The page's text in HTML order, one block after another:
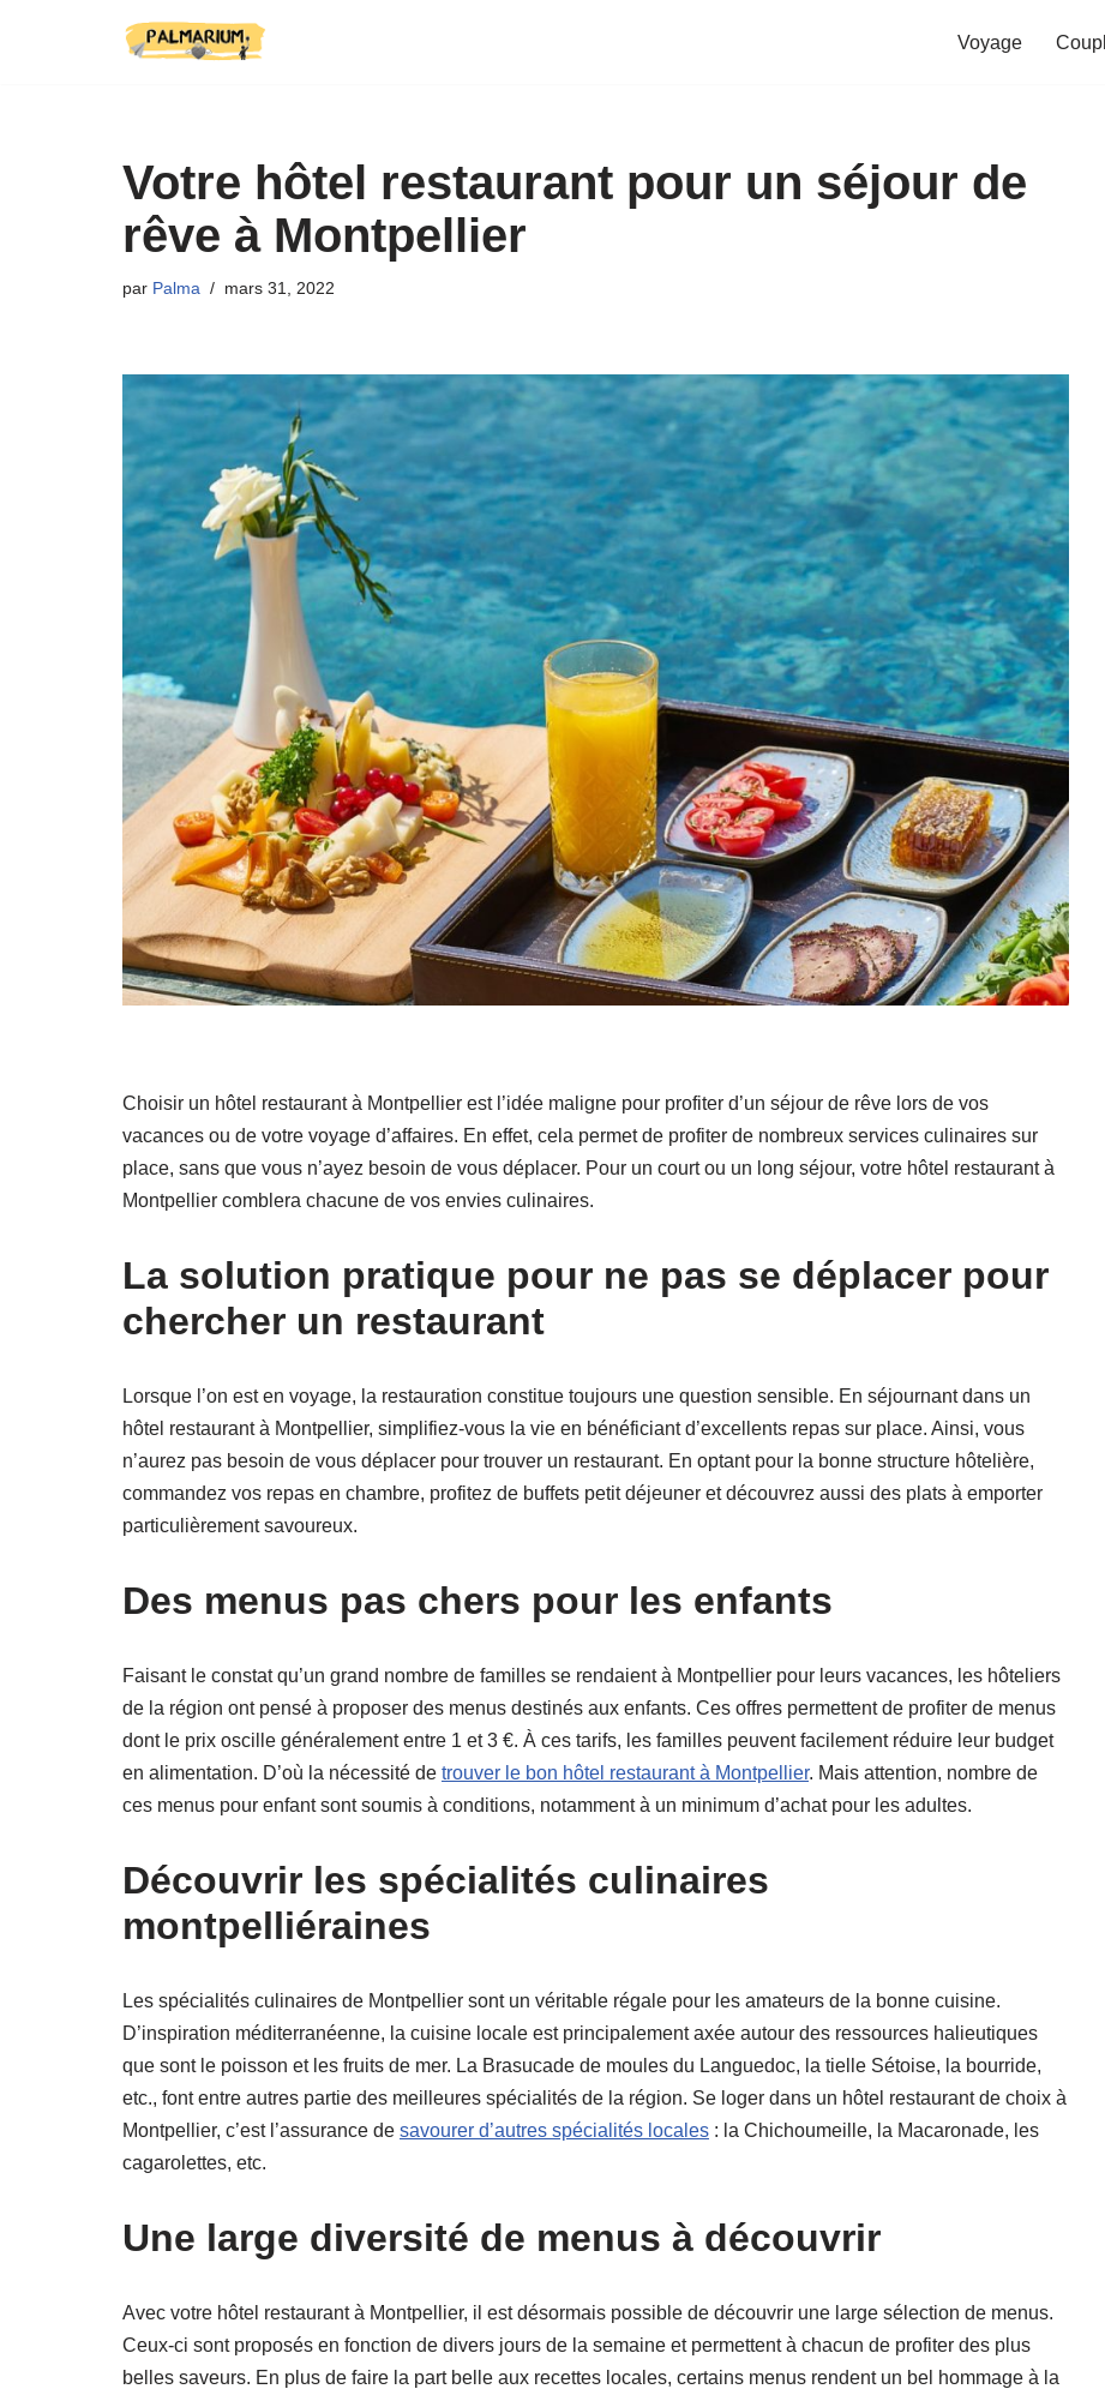
Voyage
Votre hôtel restaurant pour un séjour de
rêve à Montpellier
par Palma mars 31, 2022
Choisir un hôtel restaurant à Montpellier est l’idée maligne pour profiter d’un séjour de rêve lors de vos
vacances ou de votre voyage d’affaires. En effet, cela permet de profiter de nombreux services culinaires sur
place, sans que vous n’ayez besoin de vous déplacer. Pour un court ou un long séjour, votre hôtel restaurant à
Montpellier comblera chacune de vos envies culinaires.
La solution pratique pour ne pas se déplacer pour
chercher un restaurant
Lorsque l’on est en voyage, la restauration constitue toujours une question sensible. En séjournant dans un
hôtel restaurant à Montpellier, simplifiez-vous la vie en bénéficiant d’excellents repas sur place. Ainsi, vous
n’aurez pas besoin de vous déplacer pour trouver un restaurant. En optant pour la bonne structure hôtelière,
commandez vos repas en chambre, profitez de buffets petit déjeuner et découvrez aussi des plats à emporter
particulièrement savoureux.
Des menus pas chers pour les enfants
Faisant le constat qu’un grand nombre de familles se rendaient à Montpellier pour leurs vacances, les hôteliers
de la région ont pensé à proposer des menus destinés aux enfants. Ces offres permettent de profiter de menus
dont le prix oscille généralement entre 1 et 3 €. À ces tarifs, les familles peuvent facilement réduire leur budget
en alimentation. D’où la nécessité de trouver le bon hôtel restaurant à Montpellier. Mais attention, nombre de
ces menus pour enfant sont soumis à conditions, notamment à un minimum d’achat pour les adultes.
Découvrir les spécialités culinaires
montpelliéraines
Les spécialités culinaires de Montpellier sont un véritable régale pour les amateurs de la bonne cuisine.
D’inspiration méditerranéenne, la cuisine locale est principalement axée autour des ressources halieutiques
que sont le poisson et les fruits de mer. La Brasucade de moules du Languedoc, la tielle Sétoise, la bourride,
etc., font entre autres partie des meilleures spécialités de la région. Se loger dans un hôtel restaurant de choix à
Montpellier, c’est l’assurance de savourer d’autres spécialités locales : la Chichoumeille, la Macaronade, les
cagarolettes, etc.
Une large diversité de menus à découvrir
Avec votre hôtel restaurant à Montpellier, il est désormais possible de découvrir une large sélection de menus.
Ceux-ci sont proposés en fonction de divers jours de la semaine et permettent à chacun de profiter des plus
belles saveurs. En plus de faire la part belle aux recettes locales, certains menus rendent un bel hommage à la